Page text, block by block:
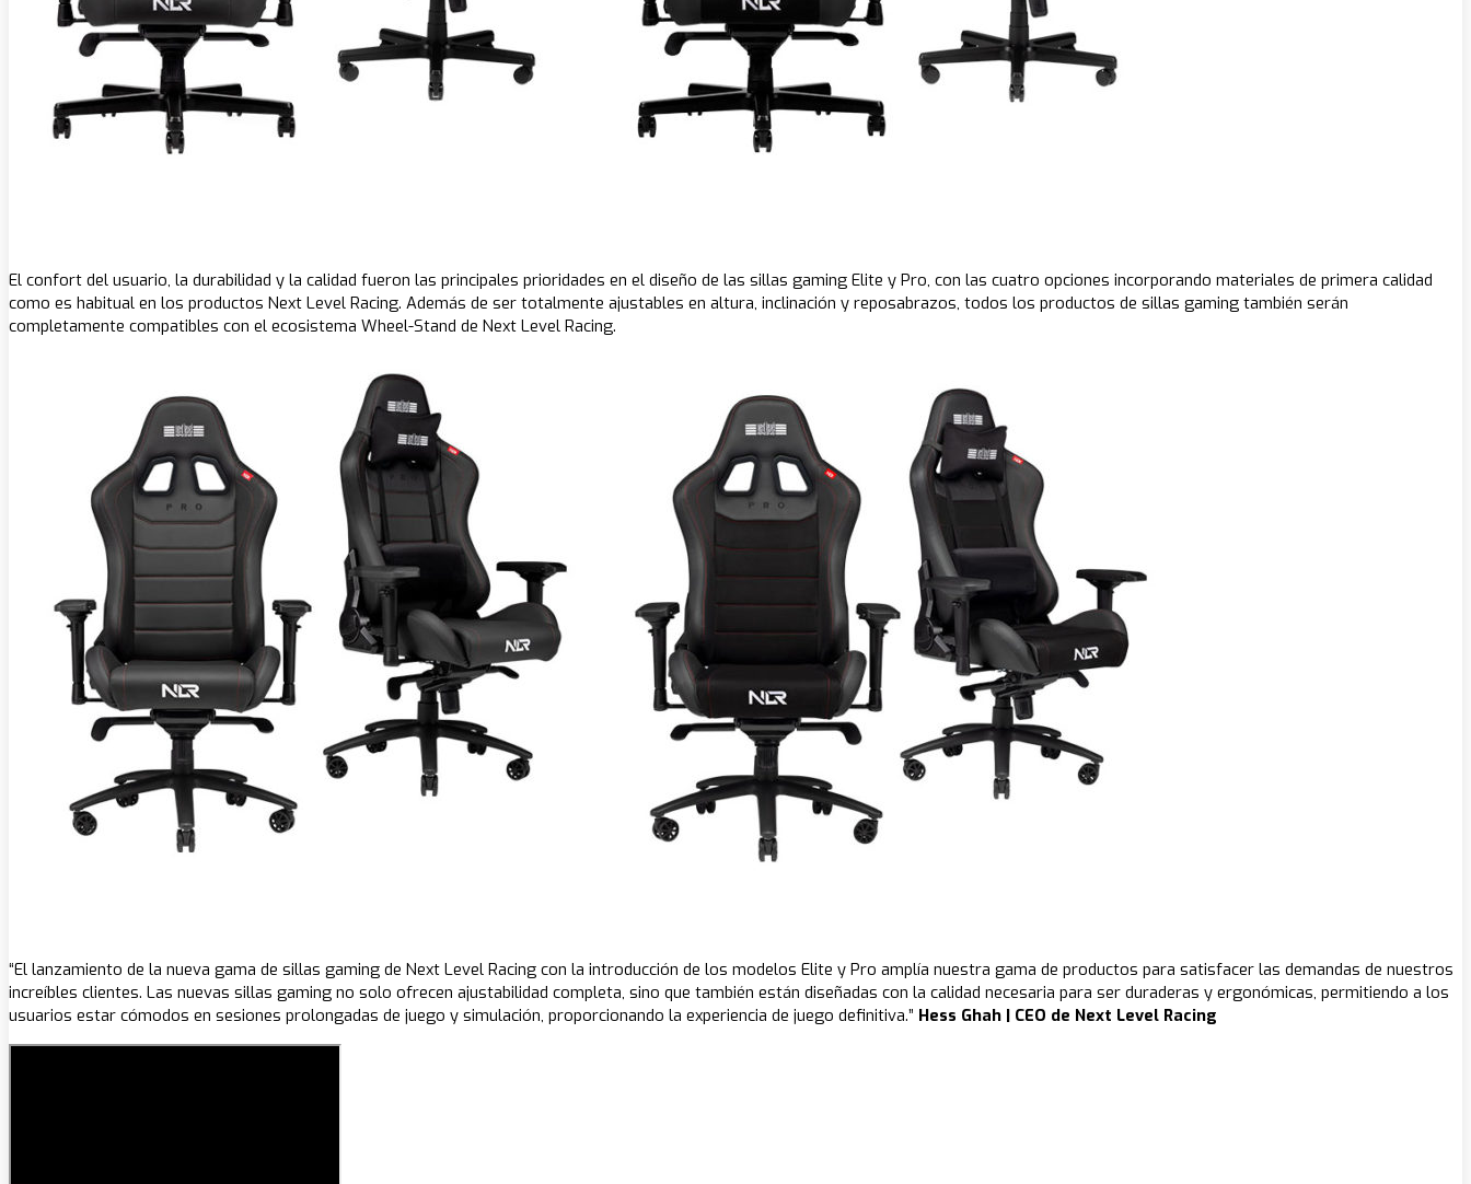
El confort del usuario, la durabilidad y la calidad fueron las principales prioridades en el diseño de las sillas gaming Elite y Pro, con las cuatro opciones incorporando materiales de primera calidad
como es habitual en los productos Next Level Racing. Además de ser totalmente ajustables en altura, inclinación y reposabrazos, todos los productos de sillas gaming también serán
completamente compatibles con el ecosistema Wheel-Stand de Next Level Racing.
“El lanzamiento de la nueva gama de sillas gaming de Next Level Racing con la introducción de los modelos Elite y Pro amplía nuestra gama de productos para satisfacer las demandas de nuestros
increíbles clientes. Las nuevas sillas gaming no solo ofrecen ajustabilidad completa, sino que también están diseñadas con la calidad necesaria para ser duraderas y ergonómicas, permitiendo a los
usuarios estar cómodos en sesiones prolongadas de juego y simulación, proporcionando la experiencia de juego definitiva.” Hess Ghah | CEO de Next Level Racing